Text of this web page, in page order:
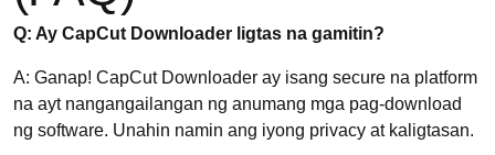
Q: Ay CapCut Downloader ligtas na gamitin?
A: Ganap! CapCut Downloader ay isang secure na platform
na ayt nangangailangan ng anumang mga pag-download
ng software. Unahin namin ang iyong privacy at kaligtasan.